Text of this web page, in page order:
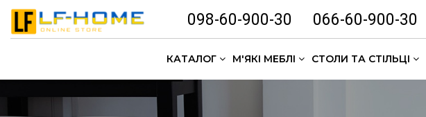
098-60-900-30 066-60-900-30
КАТАЛОГ М'ЯКІ МЕБЛІ СТОЛИ ТА СТІЛЬЦІ